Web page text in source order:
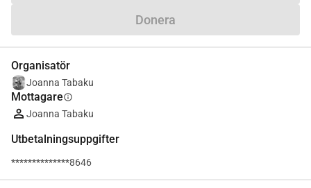
Donera
Organisatör
Joanna Tabaku
Mottagareinfo
Joanna Tabaku
Utbetalningsuppgifter
**************8646